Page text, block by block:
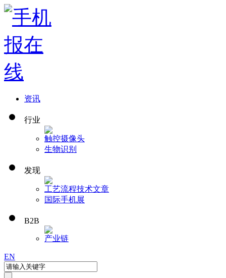
资讯
行业
触控摄像头
生物识别
发现
工艺流程技术文章
国际手机展
B2B
产业链
EN